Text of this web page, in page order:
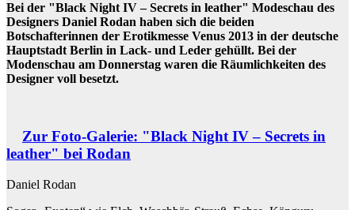
Bei der "Black Night IV – Secrets in leather" Modeschau des
Designers Daniel Rodan haben sich die beiden
Botschafterinnen der Erotikmesse Venus 2013 in der deutsche
Hauptstadt Berlin in Lack- und Leder gehüllt. Bei der
Modenschau am Donnerstag waren die Räumlichkeiten des
Designer voll besetzt.
Zur Foto-Galerie: "Black Night IV – Secrets in
leather" bei Rodan
Daniel Rodan